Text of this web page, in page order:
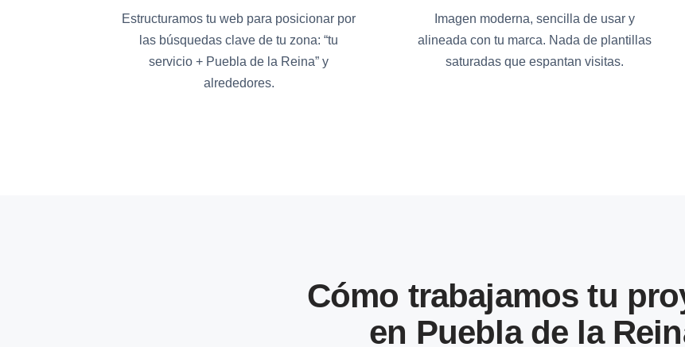
Estructuramos tu web para posicionar por
las búsquedas clave de tu zona: “tu
servicio + Puebla de la Reina” y
alrededores.
Imagen moderna, sencilla de usar y
alineada con tu marca. Nada de plantillas
saturadas que espantan visitas.
Cómo trabajamos tu
en Puebla de la